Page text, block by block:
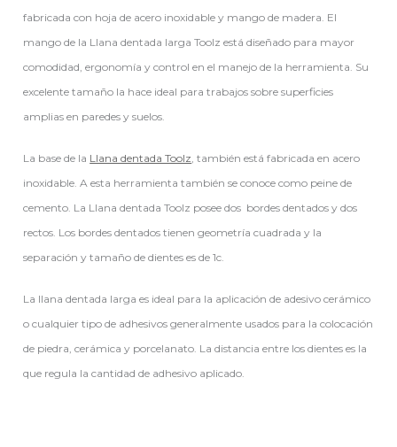
fabricada con hoja de acero inoxidable y mango de madera. El
mango de la Llana dentada larga Toolz está diseñado para mayor
comodidad, ergonomía y control en el manejo de la herramienta. Su
excelente tamaño la hace ideal para trabajos sobre superficies
amplias en paredes y suelos.
La base de la Llana dentada Toolz , también está fabricada en acero
inoxidable. A esta herramienta también se conoce como peine de
cemento. La Llana dentada Toolz posee dos bordes dentados y dos
rectos. Los bordes dentados tienen geometría cuadrada y la
separación y tamaño de dientes es de 1c.
La llana dentada larga es ideal para la aplicación de adesivo cerámico
o cualquier tipo de adhesivos generalmente usados para la colocación
de piedra, cerámica y porcelanato. La distancia entre los dientes es la
que regula la cantidad de adhesivo aplicado.